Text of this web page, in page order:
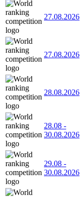
27.08.2026
27.08.2026
28.08.2026
28.08 -
30.08.2026
29.08 -
30.08.2026